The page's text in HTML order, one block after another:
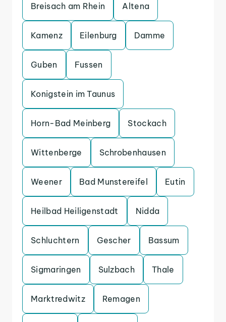
Breisach am Rhein Altena
Kamenz Eilenburg Damme
Guben Fussen
Konigstein im Taunus
Horn-Bad Meinberg Stockach
Wittenberge Schrobenhausen
Weener Bad Munstereifel Eutin
Heilbad Heiligenstadt Nidda
Schluchtern Gescher Bassum
Sigmaringen Sulzbach Thale
Marktredwitz Remagen